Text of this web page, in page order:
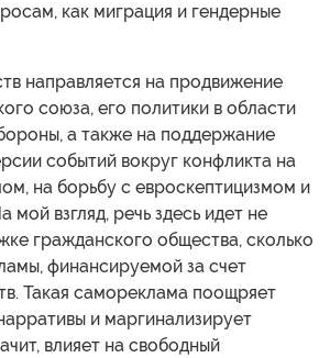
как миграция и гендерные
направляется на продвижение
союза, его политики в области
а также на поддержание
событий вокруг конфликта на
на борьбу с евроскептицизмом и
мой взгляд, речь здесь идет не
гражданского общества, сколько
финансируемой за счет
Такая самореклама поощряет
и маргинализирует
влияет на свободный